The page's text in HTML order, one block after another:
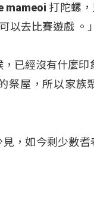
mameoi 打陀螺
以去比賽遊戲 。」
已經沒有什麼
祭屋，所以家族
，如今剩少數